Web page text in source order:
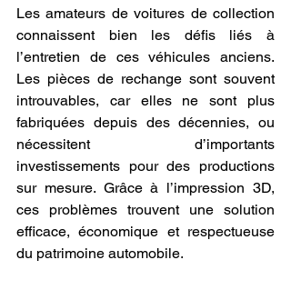
Les amateurs de voitures de collection
connaissent bien les défis liés à
l’entretien de ces véhicules anciens.
Les pièces de rechange sont souvent
introuvables, car elles ne sont plus
fabriquées depuis des décennies, ou
nécessitent d’importants
investissements pour des productions
sur mesure. Grâce à l’impression 3D,
ces problèmes trouvent une solution
efficace, économique et respectueuse
du patrimoine automobile.